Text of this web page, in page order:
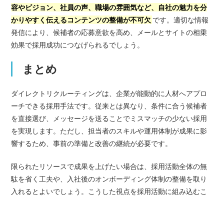
容やビジョン、社員の声、職場の雰囲気など、自社の魅力を分
かりやすく伝えるコンテンツの整備が不可欠 です。適切な情報
発信により、候補者の応募意欲を高め、メールとサイトの相乗
効果で採用成功につなげられるでしょう。
まとめ
ダイレクトリクルーティングは、企業が能動的に人材へアプロ
ーチできる採用手法です。従来とは異なり、条件に合う候補者
を直接選び、メッセージを送ることでミスマッチの少ない採用
を実現します。ただし、担当者のスキルや運用体制が成果に影
響するため、事前の準備と改善の継続が必要です。
限られたリソースで成果を上げたい場合は、採用活動全体の無
駄を省く工夫や、入社後のオンボーディング体制の整備を取り
入れるとよいでしょう。こうした視点を採用活動に組み込むこ